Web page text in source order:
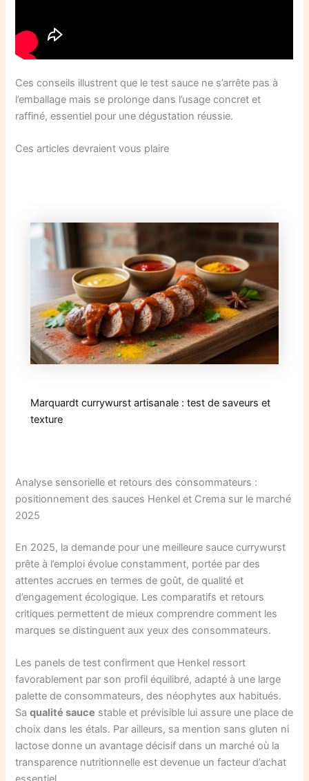
Ces conseils illustrent que le test sauce ne s’arrête pas à
l’emballage mais se prolonge dans l’usage concret et
raffiné, essentiel pour une dégustation réussie.
Ces articles devraient vous plaire
Marquardt currywurst artisanale : test de saveurs et
texture
Analyse sensorielle et retours des consommateurs :
positionnement des sauces Henkel et Crema sur le marché
2025
En 2025, la demande pour une meilleure sauce currywurst
prête à l’emploi évolue constamment, portée par des
attentes accrues en termes de goût, de qualité et
d’engagement écologique. Les comparatifs et retours
critiques permettent de mieux comprendre comment les
marques se distinguent aux yeux des consommateurs.
Les panels de test confirment que Henkel ressort
favorablement par son profil équilibré, adapté à une large
palette de consommateurs, des néophytes aux habitués.
Saqualité sauce stable et prévisible lui assure une place de
choix dans les étals. Par ailleurs, sa mention sans gluten ni
lactose donne un avantage décisif dans un marché où la
transparence nutritionnelle est devenue un facteur d’achat